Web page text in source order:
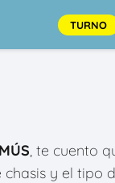
TURNO
, te cuento
y el tipo